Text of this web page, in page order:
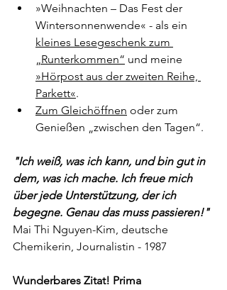
»Weihnachten – Das Fest der
Wintersonnenwende« - als ein
kleines Lesegeschenk zum
„Runterkommen“ und meine
»Hörpost aus der zweiten Reihe,
Parkett«.
Zum Gleichöffnen oder zum
Genießen „zwischen den Tagen“.
"Ich weiß, was ich kann, und bin gut in
dem, was ich mache. Ich freue mich
über jede Unterstützung, der ich
begegne. Genau das muss passieren!"
Mai Thi Nguyen-Kim, deutsche
Chemikerin, Journalistin - 1987
Wunderbares Zitat! Prima